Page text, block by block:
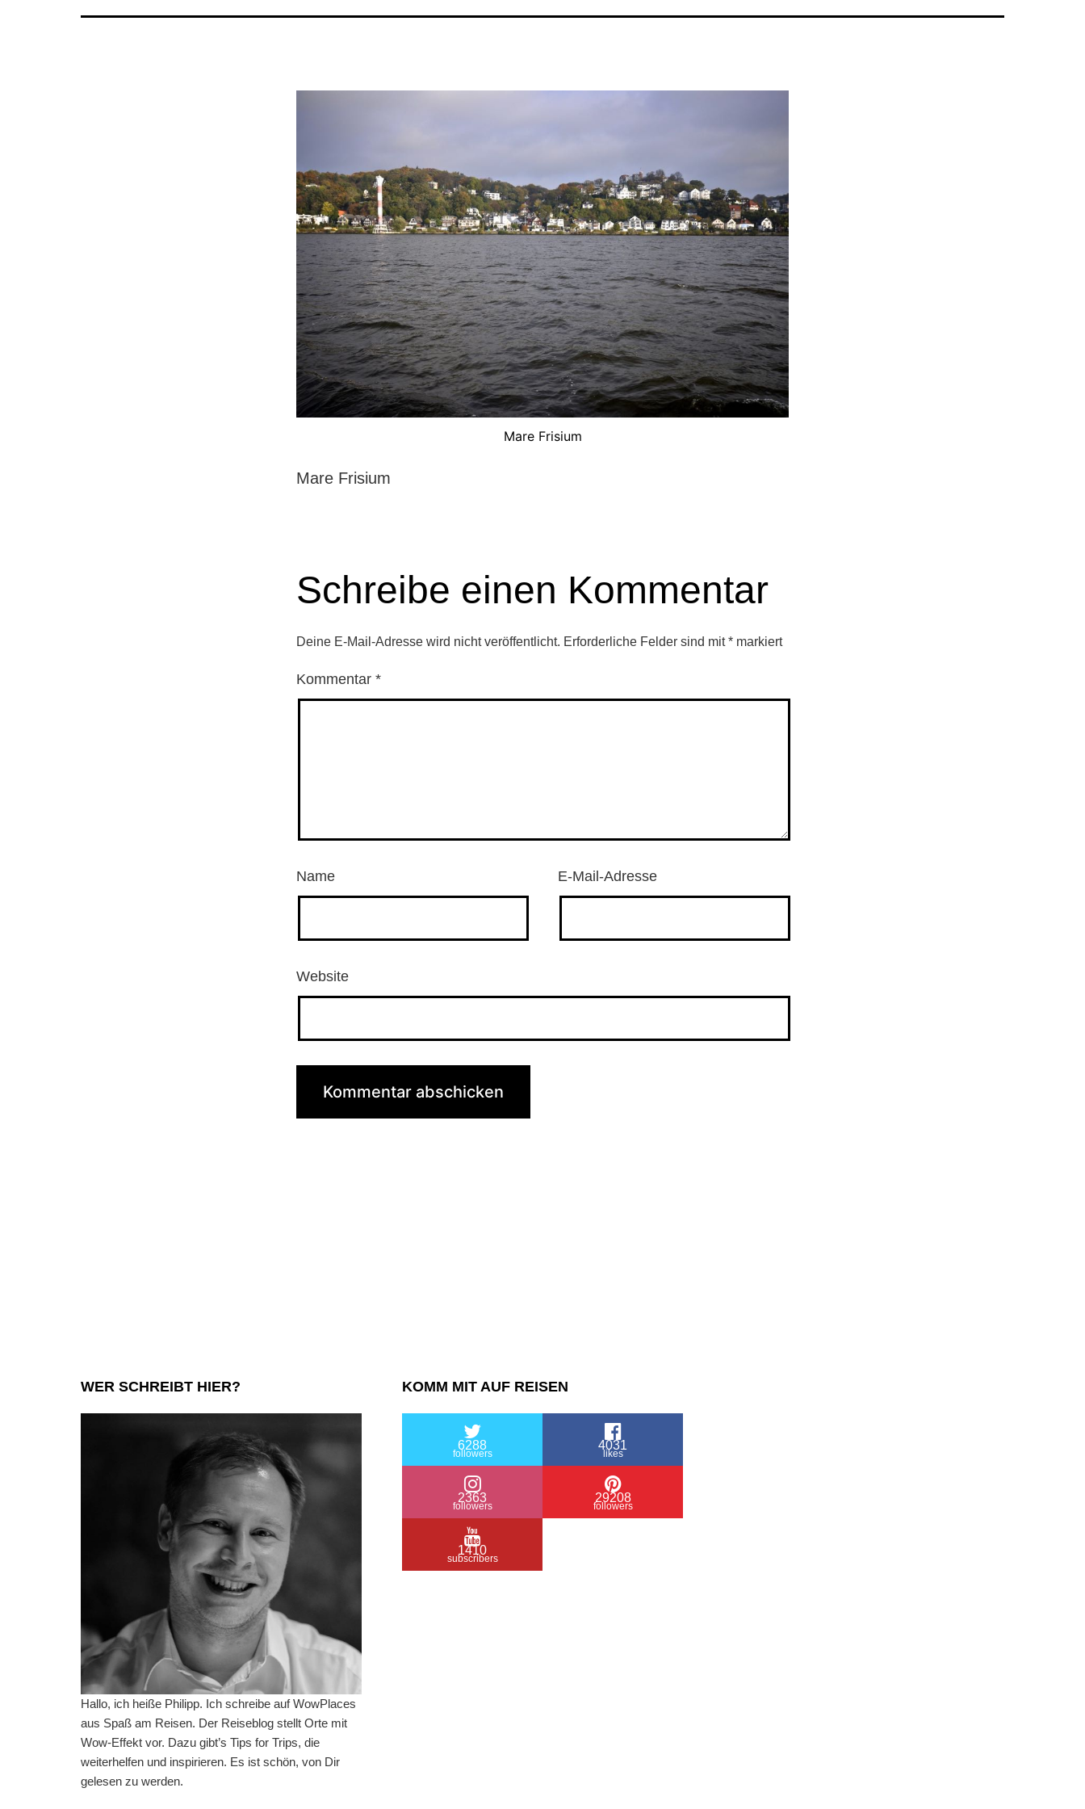
Mare Frisium
Mare Frisium
Schreibe einen Kommentar
Deine E-Mail-Adresse wird nicht veröffentlicht. Erforderliche Felder sind mit* markiert
Kommentar *
Name E-Mail-Adresse
Website
WER SCHREIBT HIER?
Hallo, ich heiße Philipp. Ich schreibe auf WowPlaces
aus Spaß am Reisen. Der Reiseblog stellt Orte mit
Wow-Effekt vor. Dazu gibt’s Tips for Trips, die
weiterhelfen und inspirieren. Es ist schön, von Dir
gelesen zu werden.
KOMM MIT AUF REISEN
6288
followers
4031
likes
2363
followers
29208
followers
1410
subscribers